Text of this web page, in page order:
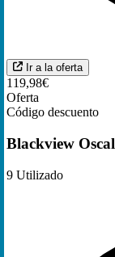
Ir a la oferta
119,98€
Oferta
Código descuento
Blackview
9 Utilizado